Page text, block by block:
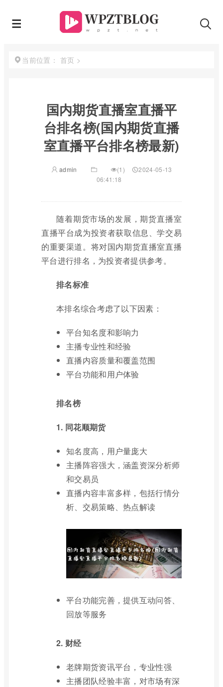
当前位置： 首页 >
国内期货直播室直播平
台排名榜(国内期货直播
室直播平台排名榜最新)
admin (1)
2024-05-13
06:41:18
随着期货市场的发展，期货直播室
直播平台成为投资者获取信息、学交易
的重要渠道。将对国内期货直播室直播
平台进行排名，为投资者提供参考。
排名标准
本排名综合考虑了以下因素：
平台知名度和影响力
主播专业性和经验
直播内容质量和覆盖范围
平台功能和用户体验
排名榜
1. 同花顺期货
知名度高，用户量庞大
主播阵容强大，涵盖资深分析师
和交易员
直播内容丰富多样，包括行情分
析、交易策略、热点解读
平台功能完善，提供互动问答、
回放等服务
2. 财经
老牌期货资讯平台，专业性强
主播团队经验丰富，对市场有深